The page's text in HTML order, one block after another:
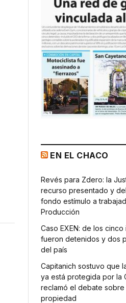
EN EL CHACO
Revés para Zdero: la
recurso presentado y
fondo estímulo a
Producción
Caso EXEN: de los
fueron detenidos y dos
del país
Capitanich sostuvo que
ya está protegida por la
reclamó el debate
propiedad